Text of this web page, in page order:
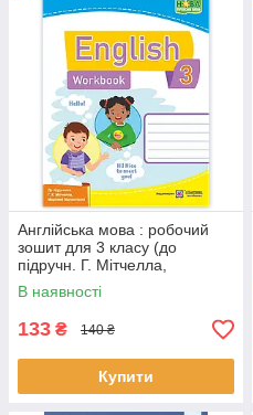
Англійська мова : робочий
зошит для 3 класу (до
підручн. Г. Мітчелла,
Марілені Малкогіанні)
В наявності
133 ₴ 140 ₴
Купити